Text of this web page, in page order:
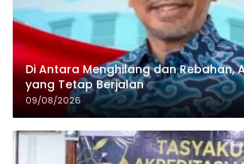
Di Antara Menghilang dan Rebahan,
yang Tetap Berjalan
09/08/2026